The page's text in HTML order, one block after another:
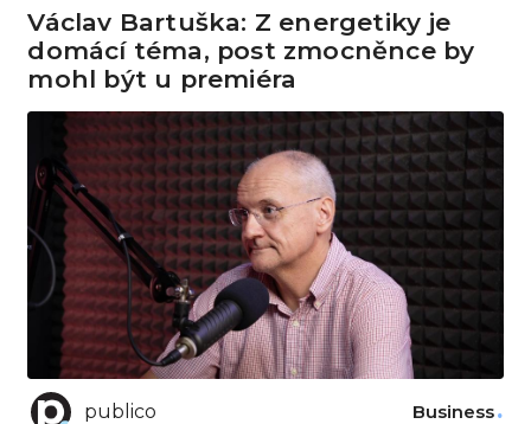
Václav Bartuška: Z energetiky je
domácí téma, post zmocněnce by
mohl být u premiéra
publico Business